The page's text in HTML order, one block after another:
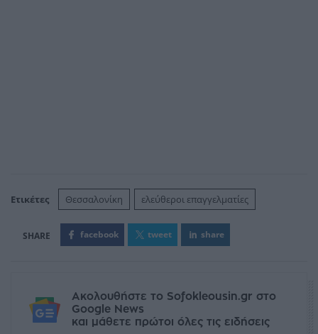
Ετικέτες Θεσσαλονίκη ελεύθεροι επαγγελματίες
facebook tweet share
Ακολουθήστε το Sofokleousin.gr στο
Google News
και μάθετε πρώτοι όλες τις ειδήσεις